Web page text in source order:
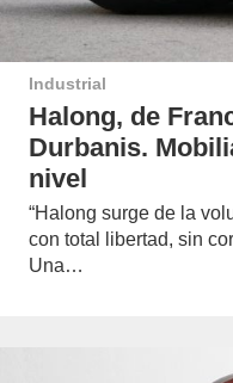
Industrial
Halong, de
Durbanis.
nivel
“Halong surge de la
con total libertad, sin
Una…